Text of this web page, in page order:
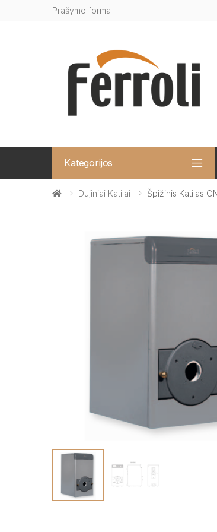
Prašymo forma
Kategorijos
Dujiniai Katilai Špižinis Katilas